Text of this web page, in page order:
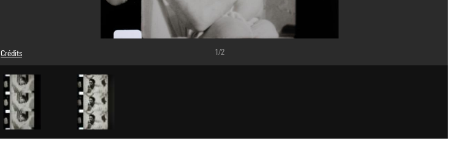
Crédits
Légende : Vue n°1
© Claes Oldenburg
Crédit photographique : Centre Pompidou, MNAM-CCI/Service de la documentation photographique du MNAM/Dist. GrandPalaisRmn
Réf. image : 4N10251
Diffusion image :
GrandPalaisRmnPhoto
1/2